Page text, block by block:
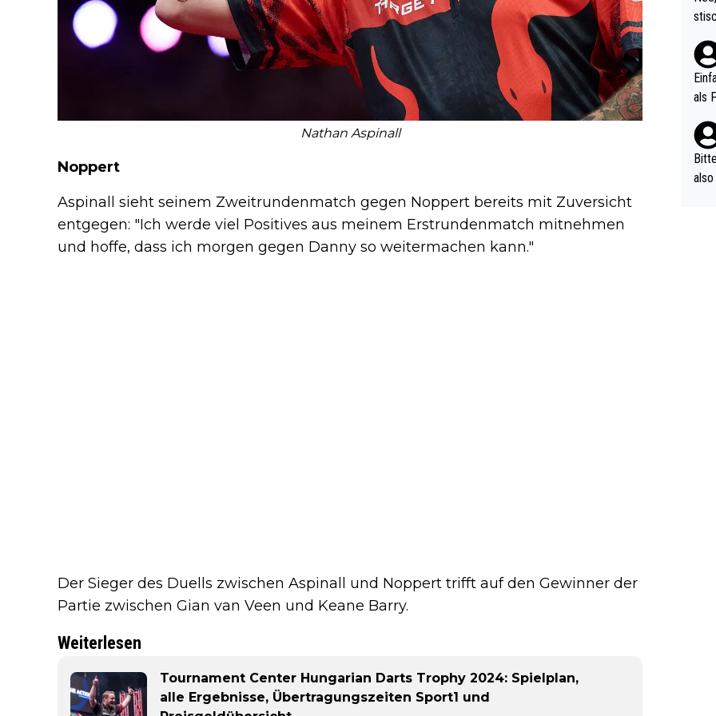
Nathan Aspinall
Noppert
Aspinall sieht seinem Zweitrundenmatch gegen Noppert bereits mit Zuversicht
entgegen: "Ich werde viel Positives aus meinem Erstrundenmatch mitnehmen
und hoffe, dass ich morgen gegen Danny so weitermachen kann."
Der Sieger des Duells zwischen Aspinall und Noppert trifft auf den Gewinner der
Partie zwischen Gian van Veen und Keane Barry.
Weiterlesen
Tournament Center Hungarian Darts Trophy 2024: Spielplan,
alle Ergebnisse, Übertragungszeiten Sport1 und
(in
als
nes
ttler
vV
als